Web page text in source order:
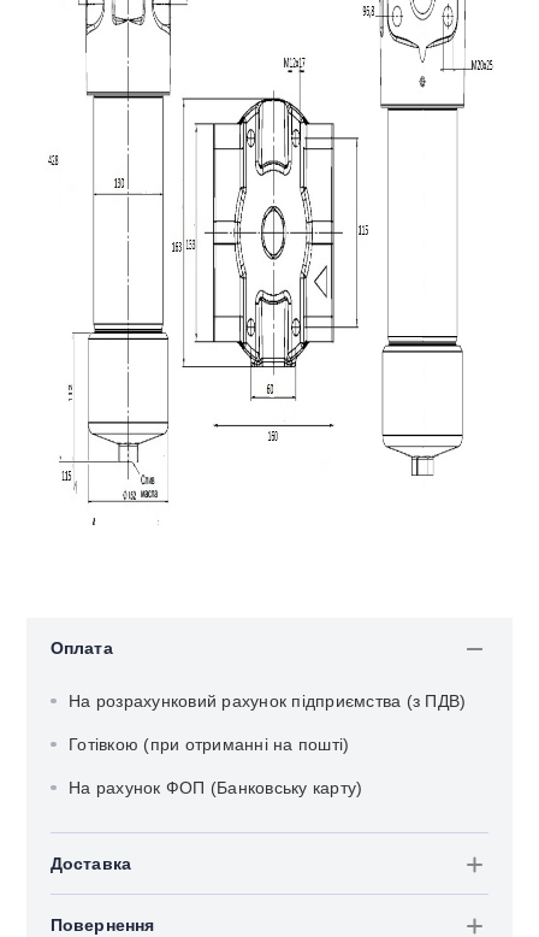
Оплата
На розрахунковий рахунок підприємства (з ПДВ)
Готівкою (при отриманні на пошті)
На рахунок ФОП (Банковську карту)
Доставка
Повернення